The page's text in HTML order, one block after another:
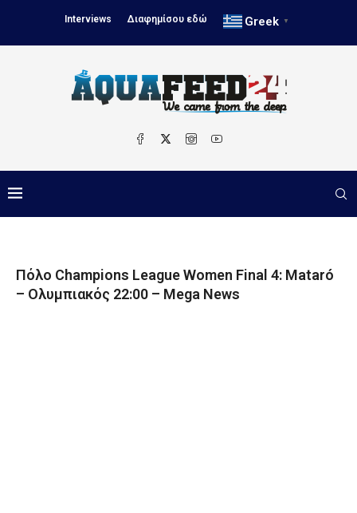
Interviews Διαφημίσου εδώ Greek ▼
Πόλο Champions League Women Final 4: Mataró
– Ολυμπιακός 22:00 – Mega News